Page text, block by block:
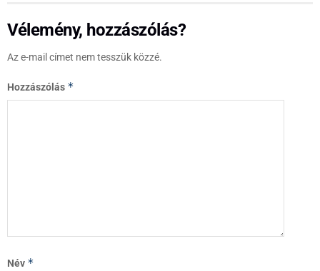
Vélemény, hozzászólás?
Az e-mail címet nem tesszük közzé.
Hozzászólás *
Név *